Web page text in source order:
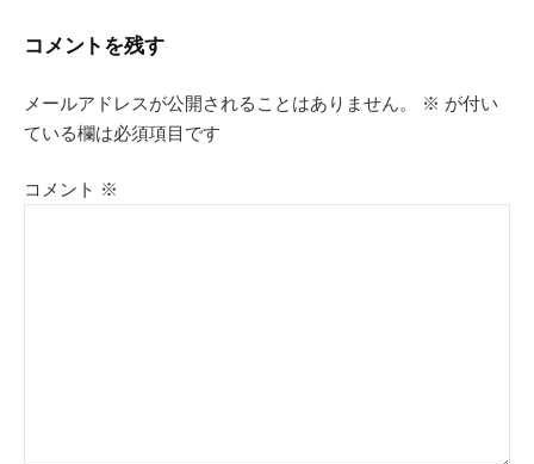
コメントを残す
メールアドレスが公開されることはありません。 ※ が付い
ている欄は必須項目です
コメント ※